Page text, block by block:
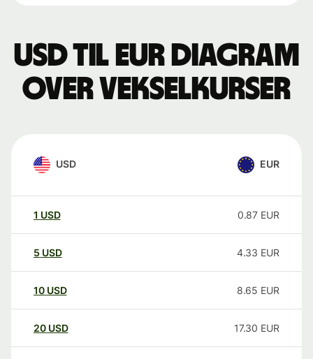
USD til EUR Diagram
over vekselkurser
USD EUR
1 USD 0.87 EUR
5 USD 4.33 EUR
10 USD 8.65 EUR
20 USD 17.30 EUR